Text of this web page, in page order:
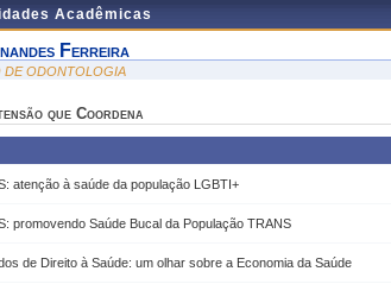
Acadêmicas
Ferreira
DE ODONTOLOGIA
que Coordena
atenção à saúde da população LGBTI+
promovendo Saúde Bucal da População TRANS
de Direito à Saúde: um olhar sobre a Economia da Saúde